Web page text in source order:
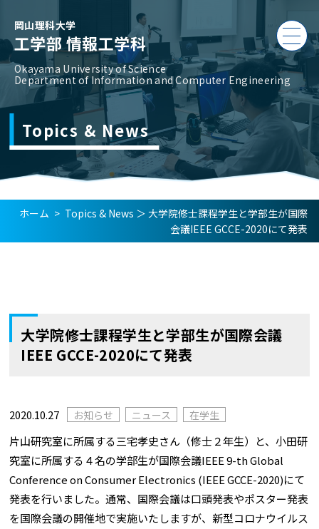
岡山理科大学
工学部 情報工学科
Okayama University of Science
Department of Information and Computer Engineering
Topics & News
ホーム > Topics & News ＞ 大学院修士課程学生と学部生が国際
会議IEEE GCCE-2020にて発表
大学院修士課程学生と学部生が国際会議
IEEE GCCE-2020にて発表
2020.10.27 お知らせ ニュース 在学生
片山研究室に所属する三宅孝史さん（修士２年生）と、小田研
究室に所属する４名の学部生が国際会議IEEE 9-th Global
Conference on Consumer Electronics (IEEE GCCE-2020)にて
発表を行いました。通常、国際会議は口頭発表やポスター発表
を国際会議の開催地で実施いたしますが、新型コロナウイルス